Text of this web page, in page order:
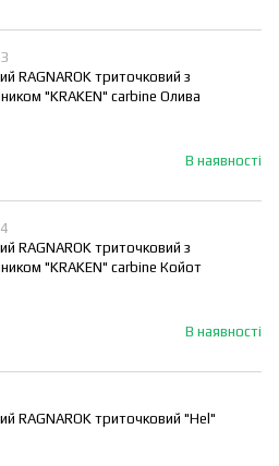
RAGNAROK триточковий з
"KRAKEN" carbine Олива
В наявності
RAGNAROK триточковий з
"KRAKEN" carbine Койот
В наявності
RAGNAROK триточковий "Hel"